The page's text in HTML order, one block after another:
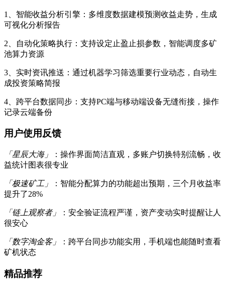
1、智能收益分析引擎：多维度数据建模预测收益走势，生成
可视化分析报告
2、自动化策略执行：支持设定止盈止损参数，智能调度多矿
池算力资源
3、实时资讯推送：通过机器学习筛选重要行业动态，自动生
成投资策略简报
4、跨平台数据同步：支持PC端与移动端设备无缝衔接，操作
记录云端备份
用户使用反馈
「星辰大海」
：操作界面简洁直观，多账户切换特别流畅，收
益统计图表很专业
「极速矿工」
：智能分配算力的功能超出预期，三个月收益率
提升了28%
「链上观察者」
：安全验证流程严谨，资产变动实时提醒让人
很安心
「数字淘金客」
：跨平台同步功能实用，手机端也能随时查看
矿机状态
精品推荐